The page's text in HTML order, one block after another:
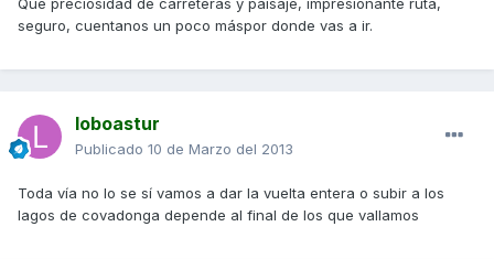
Que preciosidad de carreteras y paisaje, impresionante ruta,
seguro, cuentanos un poco máspor donde vas a ir.
loboastur
Publicado 10 de Marzo del 2013
Toda vía no lo se sí vamos a dar la vuelta entera o subir a los
lagos de covadonga depende al final de los que vallamos